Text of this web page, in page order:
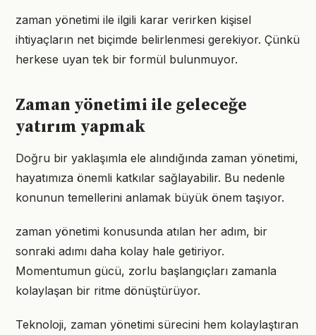
zaman yönetimi ile ilgili karar verirken kişisel
ihtiyaçların net biçimde belirlenmesi gerekiyor. Çünkü
herkese uyan tek bir formül bulunmuyor.
Zaman yönetimi ile geleceğe
yatırım yapmak
Doğru bir yaklaşımla ele alındığında zaman yönetimi,
hayatımıza önemli katkılar sağlayabilir. Bu nedenle
konunun temellerini anlamak büyük önem taşıyor.
zaman yönetimi konusunda atılan her adım, bir
sonraki adımı daha kolay hale getiriyor.
Momentumun gücü, zorlu başlangıçları zamanla
kolaylaşan bir ritme dönüştürüyor.
Teknoloji, zaman yönetimi sürecini hem kolaylaştıran